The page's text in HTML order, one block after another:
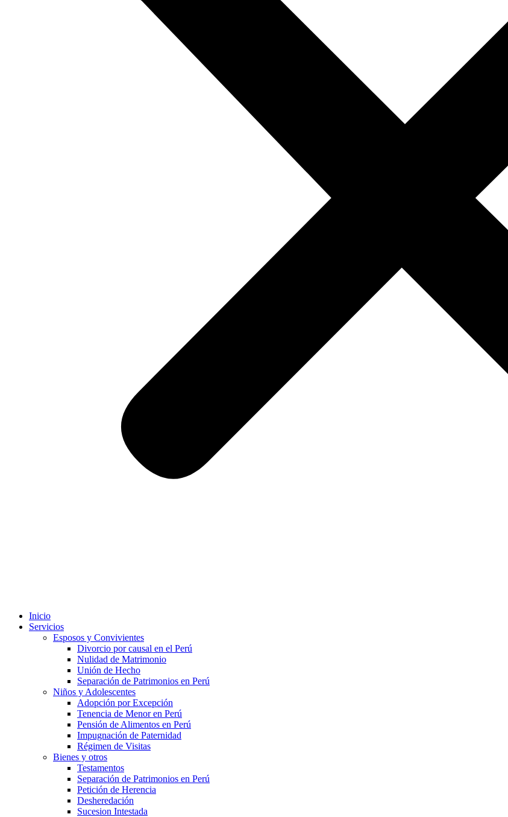
Inicio
Servicios
Esposos y Convivientes
Divorcio por causal en el Perú
Nulidad de Matrimonio
Unión de Hecho
Separación de Patrimonios en Perú
Niños y Adolescentes
Adopción por Excepción
Tenencia de Menor en Perú
Pensión de Alimentos en Perú
Impugnación de Paternidad
Régimen de Visitas
Bienes y otros
Testamentos
Separación de Patrimonios en Perú
Petición de Herencia
Desheredación
Sucesion Intestada